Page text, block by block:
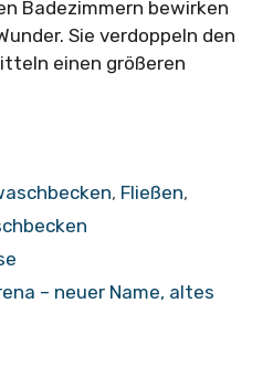
Badezimmern bewirken
Sie verdoppeln den
einen größeren
, Fließen,
– neuer Name, altes